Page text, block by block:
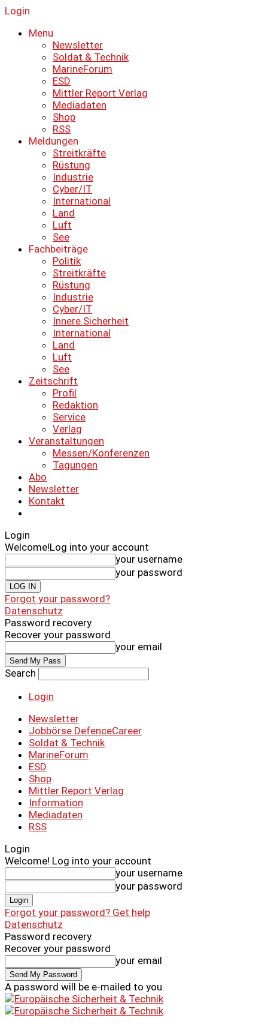
Login
Menu
Newsletter
Soldat & Technik
MarineForum
ESD
Mittler Report Verlag
Mediadaten
Shop
RSS
Meldungen
Streitkräfte
Rüstung
Industrie
Cyber/IT
International
Land
Luft
See
Fachbeiträge
Politik
Streitkräfte
Rüstung
Industrie
Cyber/IT
Innere Sicherheit
International
Land
Luft
See
Zeitschrift
Profil
Redaktion
Service
Verlag
Veranstaltungen
Messen/Konferenzen
Tagungen
Abo
Newsletter
Kontakt
Login
Welcome!Log into your account
your username
your password
Forgot your password?
Datenschutz
Password recovery
Recover your password
your email
Search
Login
Newsletter
Jobbörse DefenceCareer
Soldat & Technik
MarineForum
ESD
Shop
Mittler Report Verlag
Information
Mediadaten
RSS
Login
Welcome! Log into your account
your username
your password
Forgot your password? Get help
Datenschutz
Password recovery
Recover your password
your email
A password will be e-mailed to you.